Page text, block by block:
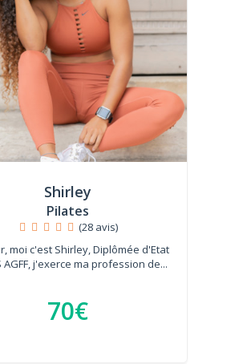
Shirley
Pilates
(28 avis)
moi c'est Shirley, Diplômée d'Etat
AGFF, j'exerce ma profession de...
70€